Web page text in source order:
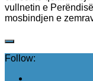
vullnetin e
mosbindjen e
Follow: